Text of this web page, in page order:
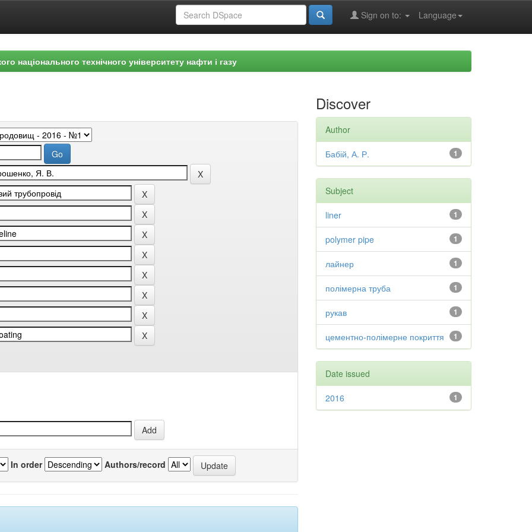
Language
Sign on to:
національного технічного університету нафти і газу
In order Authors/record
Discover
Author
1
Бабій, А. Р.
Subject
1
liner
1
polymer pipe
1
лайнер
1
полімерна труба
1
рукав
1
цементно-полімерне покриття
Date issued
1
2016